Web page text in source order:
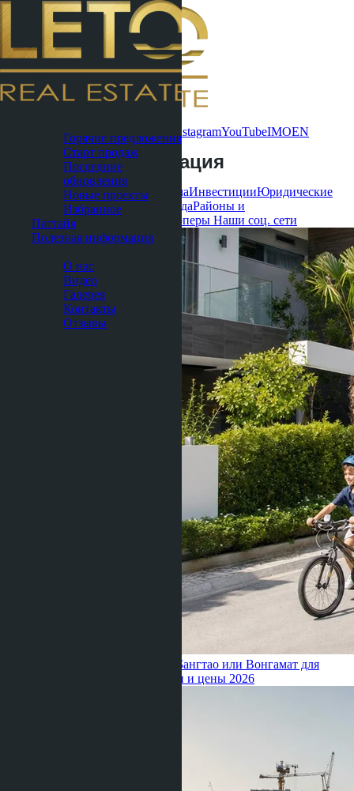
WhatsApp InstagramYouTubeIMOEN
Горячие предложения
Старт продаж
Последние
обновления
Новые проекты
Избранное
Паттайя
Полезная информация
О нас
Видео
Галерея
Контакты
Отзывы
Полезная информация
КондоминиумыВиллы и домаИнвестицииЮридические
Жизнь в Таиланде АрендаРайоны и
локацииСтроительство и девелоперы Наши соц. сети
Бангтао или Вонгамат для
семьи с детьми: школы, клиники и цены 2026